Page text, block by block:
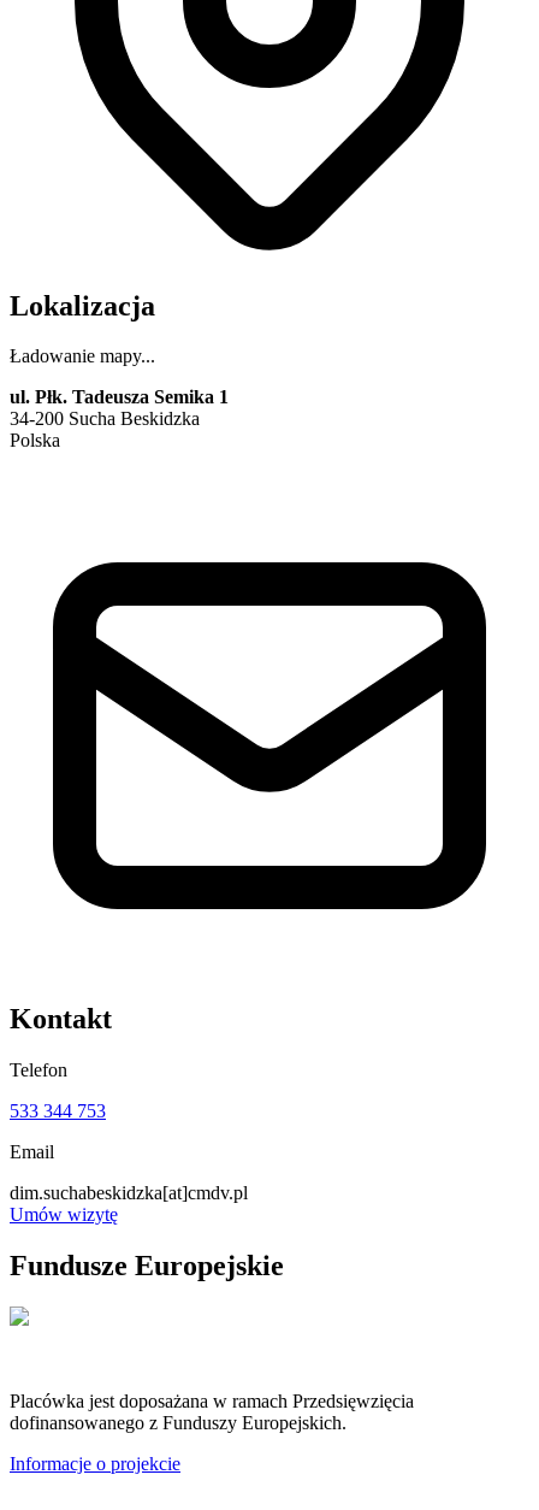
Lokalizacja
Ładowanie mapy...
ul. Płk. Tadeusza Semika 1
34-200 Sucha Beskidzka
Polska
Kontakt
Telefon
533 344 753
Email
dim.suchabeskidzka[at]cmdv.pl
Umów wizytę
Fundusze Europejskie
Placówka jest doposażana w ramach Przedsięwzięcia
dofinansowanego z Funduszy Europejskich.
Informacje o projekcie